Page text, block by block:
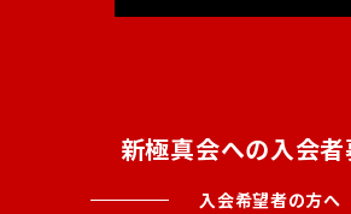
新極真会への入会
入会希望者の方へ